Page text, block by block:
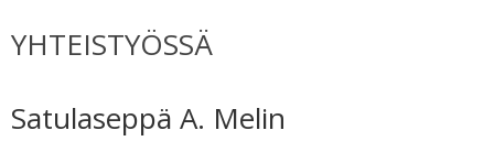
YHTEISTYÖSSÄ
Satulaseppä A. Melin